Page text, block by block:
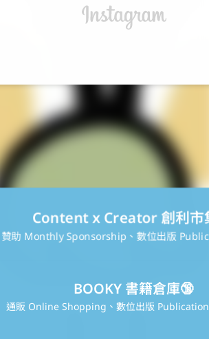
Content x Creator 創利市
贊助 Monthly Sponsorship、數位出版
BOOKY 書籍倉庫🔞
通販 Online Shopping、數位出版